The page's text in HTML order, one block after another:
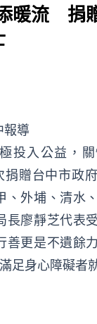
暖流 捐
報導
投入公益，
捐贈台中市政
、外埔、清水
長廖靜芝代表
善更是不遺餘
足身心障礙者